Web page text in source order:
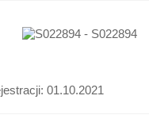
01.10.2021